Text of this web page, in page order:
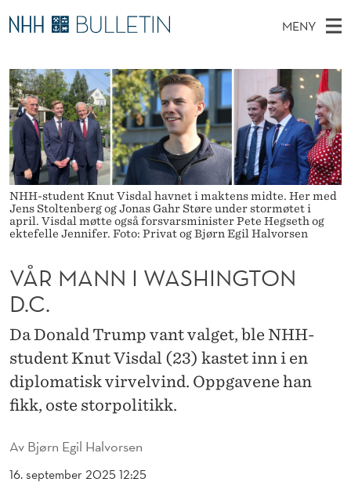
V
Å
R
M
A
N
N
W
A
S
H
N
G
T
MENY
O
V
E
D
M
E
N
Y
Ø
K
I
N
E
T
T
S
T
E
D
E
T
Stipendiater og nye forskerprofiler
Disputaser
Ekspertutvalg
Om Bulletin
NHH-student Knut Visdal havnet i maktens midte. Her med
Jens Stoltenberg og Jonas Gahr Støre under stormøtet i
april. Visdal møtte også forsvarsminister Pete Hegseth og
ektefelle Jennifer. Foto: Privat og Bjørn Egil Halvorsen
Av Bjørn Egil Halvorsen
16. september 2025 12:25
VÅR MANN I WASHINGTON
D.C.
Da Donald Trump vant valget, ble NHH-
student Knut Visdal (23) kastet inn i en
diplomatisk virvelvind. Oppgavene han
fikk, oste storpolitikk.